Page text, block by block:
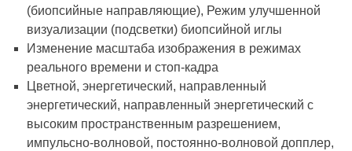
(биопсийные направляющие), Режим улучшенной
визуализации (подсветки) биопсийной иглы
Изменение масштаба изображения в режимах
реального времени и стоп-кадра
Цветной, энергетический, направленный
энергетический, направленный энергетический с
высоким пространственным разрешением,
импульсно-волновой, постоянно-волновой допплер,